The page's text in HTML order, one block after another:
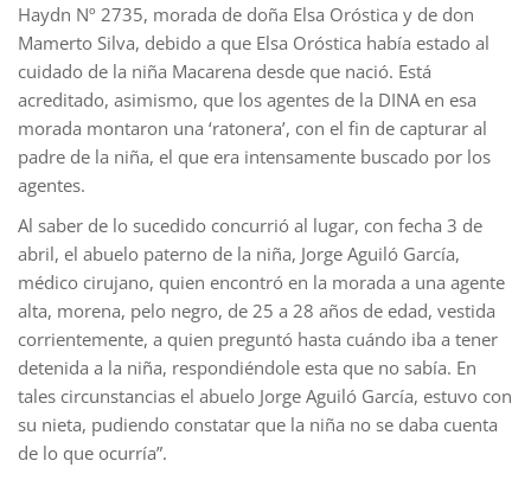
Haydn Nº 2735, morada de doña Elsa Oróstica y de don
Mamerto Silva, debido a que Elsa Oróstica había estado al
cuidado de la niña Macarena desde que nació. Está
acreditado, asimismo, que los agentes de la DINA en esa
morada montaron una ‘ratonera’, con el fin de capturar al
padre de la niña, el que era intensamente buscado por los
agentes.
Al saber de lo sucedido concurrió al lugar, con fecha 3 de
abril, el abuelo paterno de la niña, Jorge Aguiló García,
médico cirujano, quien encontró en la morada a una agente
alta, morena, pelo negro, de 25 a 28 años de edad, vestida
corrientemente, a quien preguntó hasta cuándo iba a tener
detenida a la niña, respondiéndole esta que no sabía. En
tales circunstancias el abuelo Jorge Aguiló García, estuvo con
su nieta, pudiendo constatar que la niña no se daba cuenta
de lo que ocurría”.